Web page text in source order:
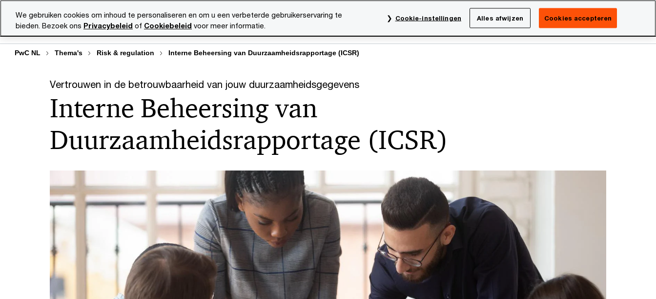
Diensten Marktsectoren Carrière
Netherlands
Search
PwC NL Thema's Risk & regulation Interne Beheersing van Duurzaamheidsrapportage (ICSR)
Vertrouwen in de betrouwbaarheid van jouw duurzaamheidsgegevens
Interne Beheersing van
Duurzaamheidsrapportage (ICSR)
We gebruiken cookies om inhoud te personaliseren en om u een verbeterde gebruikerservaring te
bieden. Bezoek ons Privacybeleid of Cookiebeleid voor meer informatie.
Cookie-instellingen Alles afwijzen Cookies accepteren